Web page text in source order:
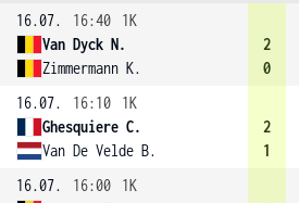
16.07. 16:40
1K
Van Dyck N.
Zimmermann K.
2
0
16.07.
16:10
1K
Ghesquiere C.
Van De Velde B.
2
1
16.07.
16:00
1K